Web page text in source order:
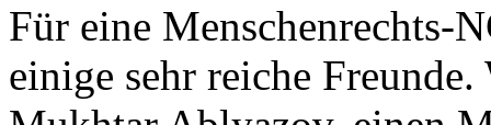
Für eine Menschenrechts-
einige sehr reiche